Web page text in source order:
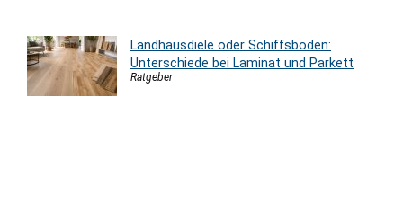
Landhausdiele oder Schiffsboden:
Unterschiede bei Laminat und Parkett
Ratgeber